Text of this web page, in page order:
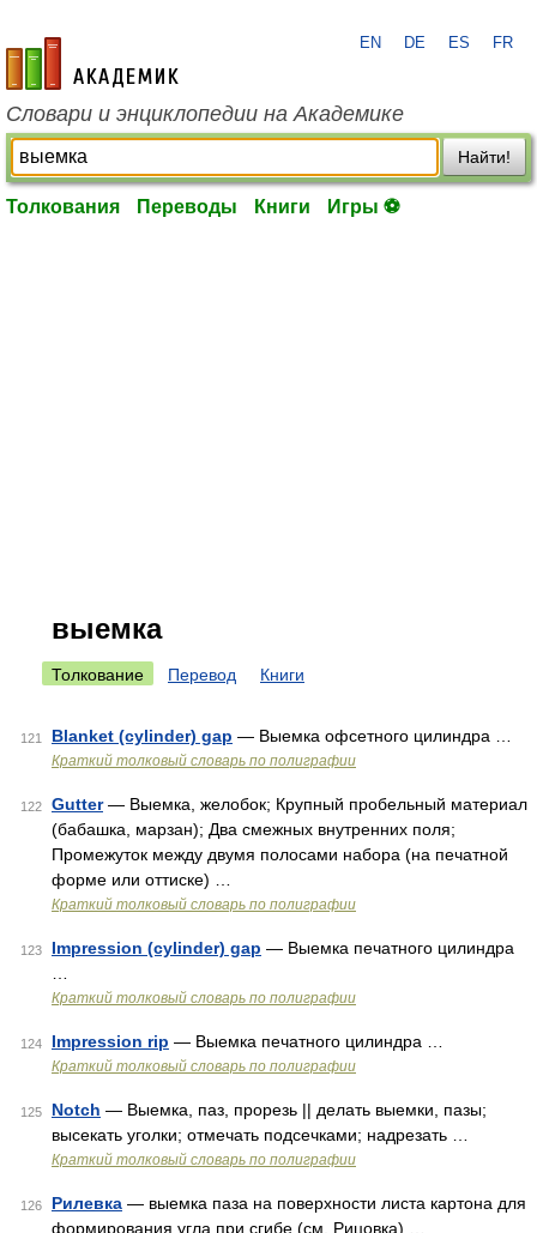
academic.ru
EN DE ES FR
Словари и энциклопедии на Академике
Найти!
Толкования Переводы Книги Игры ⚽
выемка
Толкование Перевод Книги
121 Blanket (cylinder) gap — Выемка офсетного цилиндра …
Краткий толковый словарь по полиграфии
122 Gutter— Выемка, желобок; Крупный пробельный материал
(бабашка, марзан); Два смежных внутренних поля;
Промежуток между двумя полосами набора (на печатной
форме или оттиске) …
Краткий толковый словарь по полиграфии
123 Impression (cylinder) gap — Выемка печатного цилиндра
Краткий толковый словарь по полиграфии
124 Impression rip — Выемка печатного цилиндра …
Краткий толковый словарь по полиграфии
125 Notch — Выемка, паз, прорезь || делать выемки, пазы;
высекать уголки; отмечать подсечками; надрезать …
Краткий толковый словарь по полиграфии
126 Рилевка — выемка паза на поверхности листа картона для
формирования угла при сгибе (см. Рицовка) …